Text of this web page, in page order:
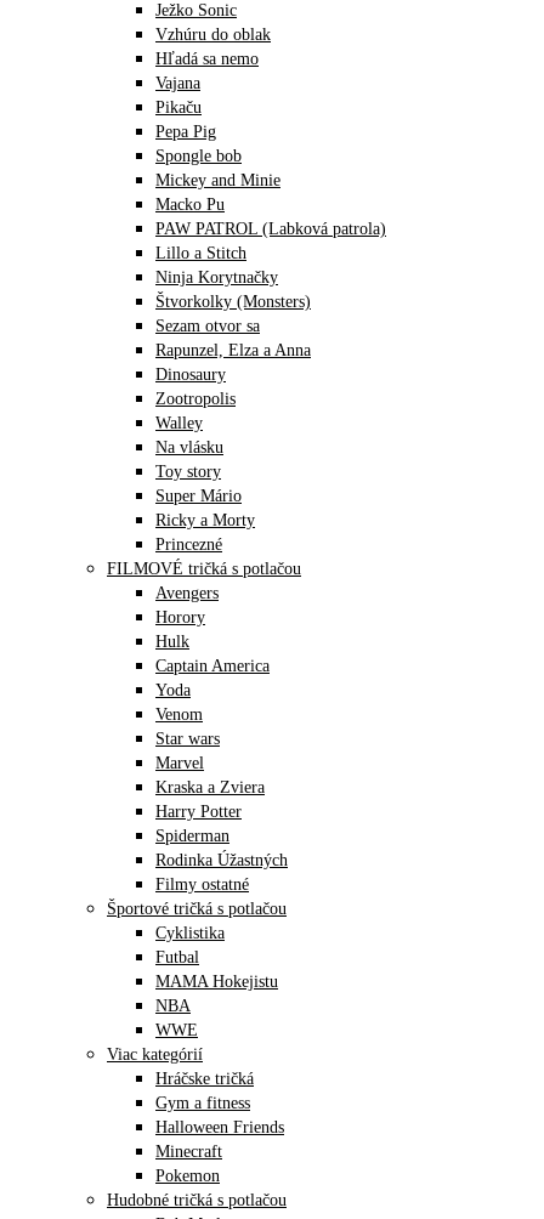
Ježko Sonic
Vzhúru do oblak
Hľadá sa nemo
Vajana
Pikaču
Pepa Pig
Spongle bob
Mickey and Minie
Macko Pu
PAW PATROL (Labková patrola)
Lillo a Stitch
Ninja Korytnačky
Štvorkolky (Monsters)
Sezam otvor sa
Rapunzel, Elza a Anna
Dinosaury
Zootropolis
Walley
Na vlásku
Toy story
Super Mário
Ricky a Morty
Princezné
FILMOVÉ tričká s potlačou
Avengers
Horory
Hulk
Captain America
Yoda
Venom
Star wars
Marvel
Kraska a Zviera
Harry Potter
Spiderman
Rodinka Úžastných
Filmy ostatné
Športové tričká s potlačou
Cyklistika
Futbal
MAMA Hokejistu
NBA
WWE
Viac kategórií
Hráčske tričká
Gym a fitness
Halloween Friends
Minecraft
Pokemon
Hudobné tričká s potlačou